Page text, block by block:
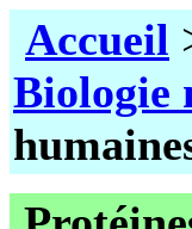
Accueil
Biologie